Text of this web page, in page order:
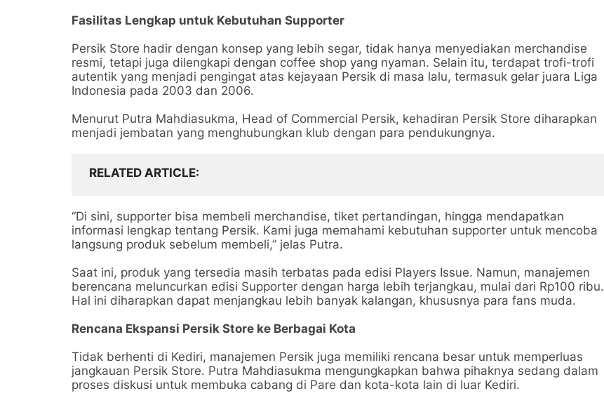
Fasilitas Lengkap untuk Kebutuhan Supporter
Persik Store hadir dengan konsep yang lebih segar, tidak hanya menyediakan merchandise
resmi, tetapi juga dilengkapi dengan coffee shop yang nyaman. Selain itu, terdapat trofi-trofi
autentik yang menjadi pengingat atas kejayaan Persik di masa lalu, termasuk gelar juara Liga
Indonesia pada 2003 dan 2006.
Menurut Putra Mahdiasukma, Head of Commercial Persik, kehadiran Persik Store diharapkan
menjadi jembatan yang menghubungkan klub dengan para pendukungnya.
RELATED ARTICLE
“Di sini, supporter bisa membeli merchandise, tiket pertandingan, hingga mendapatkan
informasi lengkap tentang Persik. Kami juga memahami kebutuhan supporter untuk mencoba
langsung produk sebelum membeli,” jelas Putra.
Saat ini, produk yang tersedia masih terbatas pada edisi Players Issue. Namun, manajemen
berencana meluncurkan edisi Supporter dengan harga lebih terjangkau, mulai dari Rp100 ribu.
Hal ini diharapkan dapat menjangkau lebih banyak kalangan, khususnya para fans muda.
Rencana Ekspansi Persik Store ke Berbagai Kota
Tidak berhenti di Kediri, manajemen Persik juga memiliki rencana besar untuk memperluas
jangkauan Persik Store. Putra Mahdiasukma mengungkapkan bahwa pihaknya sedang dalam
proses diskusi untuk membuka cabang di Pare dan kota-kota lain di luar Kediri.